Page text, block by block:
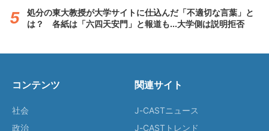
処分の東大教授が大学サイトに仕込んだ「不適切な言葉」と
は？ 各紙は「六四天安門」と報道も...大学側は説明拒否
コンテンツ
社会
政治
関連サイト
J-CASTニュース
J-CASTトレンド